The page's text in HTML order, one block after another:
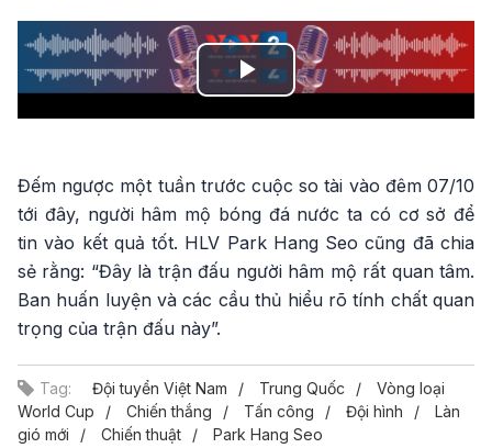
Play
Đếm ngược một tuần trước cuộc so tài vào đêm 07/10
tới đây, người hâm mộ bóng đá nước ta có cơ sở để
tin vào kết quả tốt. HLV Park Hang Seo cũng đã chia
sẻ rằng: “Đây là trận đấu người hâm mộ rất quan tâm.
Ban huấn luyện và các cầu thủ hiểu rõ tính chất quan
trọng của trận đấu này”.
Tag: Đội tuyển Việt Nam Trung Quốc
Vòng loại
World Cup
Chiến thắng Tấn công Đội hình
Làn
gió mới
Chiến thuật Park Hang Seo